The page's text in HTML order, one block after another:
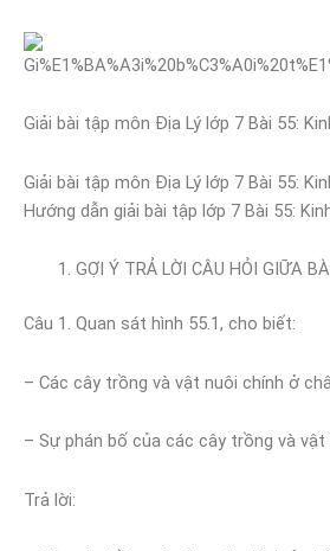
Giải bài tập môn Địa Lý lớp 7 Bài 55:
Giải bài tập môn Địa Lý lớp 7 Bài 55:
Hướng dẫn giải bài tập lớp 7 Bài 55:
GỢI Ý TRẢ LỜI CÂU HỎI GIỮA
Câu 1. Quan sát hình 55.1, cho biết:
– Các cây trồng và vật nuôi chính ở
– Sự phán bố của các cây trồng và vật
Trả lời: